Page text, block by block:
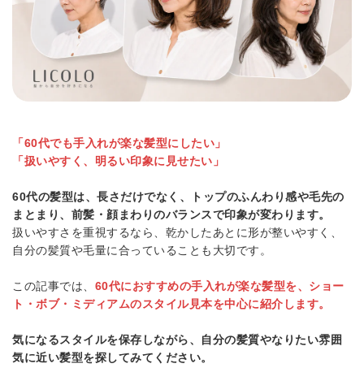
「60代でも手入れが楽な髪型にしたい」
「扱いやすく、明るい印象に見せたい」
60代の髪型は、長さだけでなく、トップのふんわり感や毛先の
まとまり、前髪・顔まわりのバランスで印象が変わります。
扱いやすさを重視するなら、乾かしたあとに形が整いやすく、
自分の髪質や毛量に合っていることも大切です。
この記事では、 60代におすすめの手入れが楽な髪型を、ショー
ト・ボブ・ミディアムのスタイル見本を中心に紹介します。
気になるスタイルを保存しながら、自分の髪質やなりたい雰囲
気に近い髪型を探してみてください。